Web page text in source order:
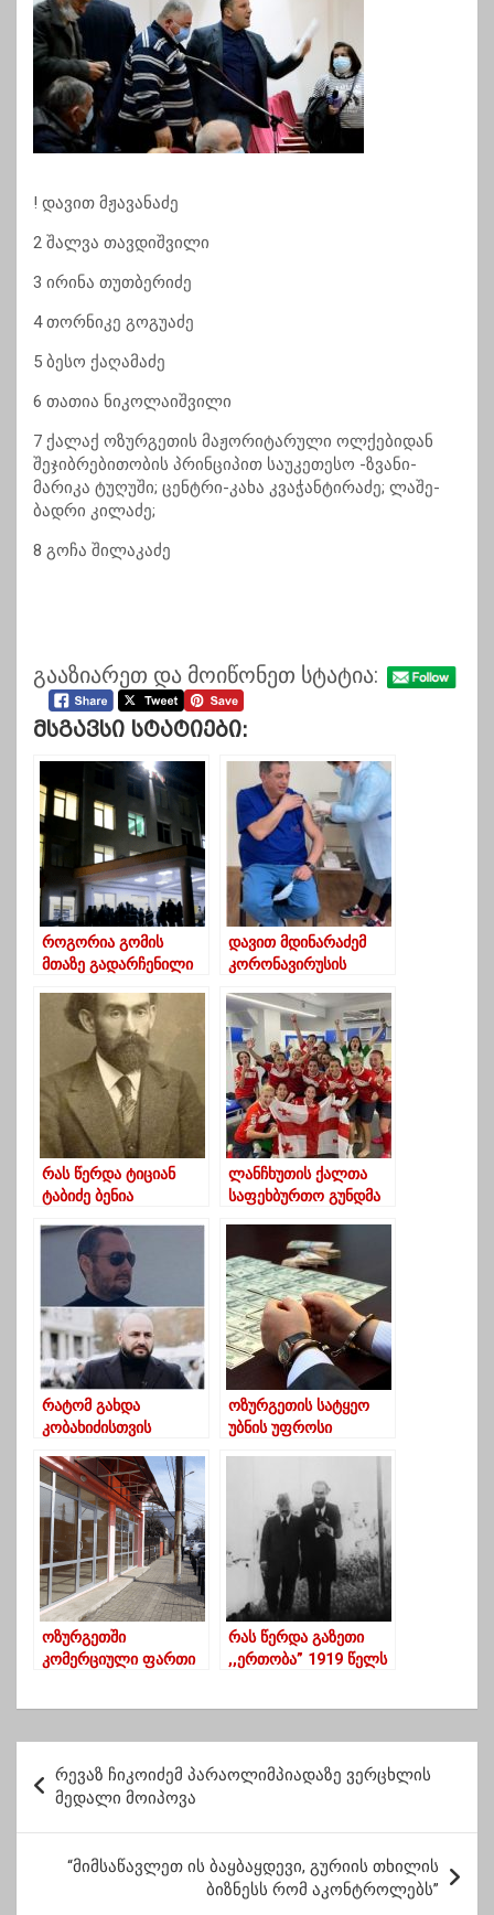
! დავით მჟავანაძე
2 შალვა თავდიშვილი
3 ირინა თუთბერიძე
4 თორნიკე გოგუაძე
5 ბესო ქაღამაძე
6 თათია ნიკოლაიშვილი
7 ქალაქ ოზურგეთის მაჟორიტარული ოლქებიდან
შეჯიბრებითობის პრინციპით საუკეთესო -ზვანი-
მარიკა ტუღუში; ცენტრი-კახა კვაჭანტირაძე; ლაშე-
ბადრი კილაძე;
8 გოჩა შილაკაძე
გააზიარეთ და მოიწონეთ სტატია:
Მსგავსი Სტატიები:
როგორია გომის
მთაზე გადარჩენილი
ჯანმრთელობის
მდგომარეობა
დავით მდინარაძემ
კორონავირუსის
ვაქცინა გაიკეთა
რას წერდა ტიციან
ტაბიძე ბენია
ლანჩხუთის ქალთა
საფეხბურთო გუნდმა
დაამარცხა
რატომ გახდა
კობახიძისთვის
ოზურგეთი, სადაც,
„დედა შვილს ხელში
არ აიყვანს“
ოზურგეთის სატყეო
უბნის უფროსი
ოზურგეთში
კომერციული ფართი
რას წერდა გაზეთი
,,ერთობა” 1919 წელს
ო
ს
რევაზ ჩიკოიძემ პარაოლიმპიადაზე ვერცხლის
მედალი მოიპოვა
“მიმსაწავლეთ ის ბაყბაყდევი, გურიის თხილის
ბიზნესს რომ აკონტროლებს”